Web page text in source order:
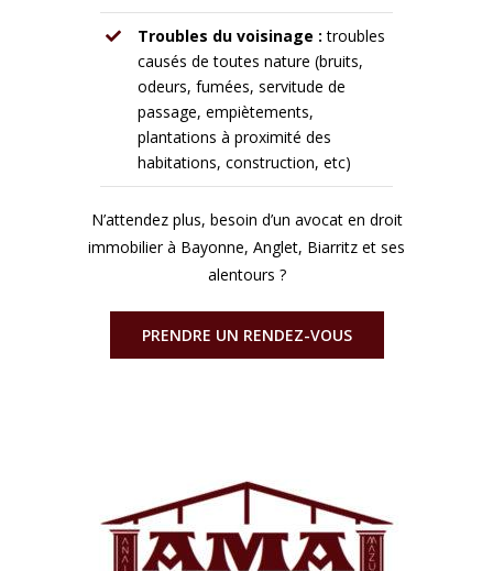
Troubles du voisinage : troubles
causés de toutes nature (bruits,
odeurs, fumées, servitude de
passage, empiètements,
plantations à proximité des
habitations, construction, etc)
N’attendez plus, besoin d’un avocat en droit
immobilier à Bayonne, Anglet, Biarritz et ses
alentours ?
PRENDRE UN RENDEZ-VOUS